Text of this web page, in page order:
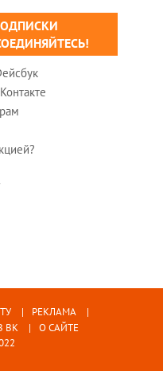
РЕКЛАМА
ВК
О САЙТЕ